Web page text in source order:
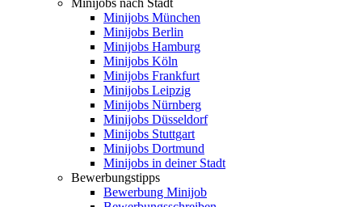
Minijobs nach Stadt
Minijobs München
Minijobs Berlin
Minijobs Hamburg
Minijobs Köln
Minijobs Frankfurt
Minijobs Leipzig
Minijobs Nürnberg
Minijobs Düsseldorf
Minijobs Stuttgart
Minijobs Dortmund
Minijobs in deiner Stadt
Bewerbungstipps
Bewerbung Minijob